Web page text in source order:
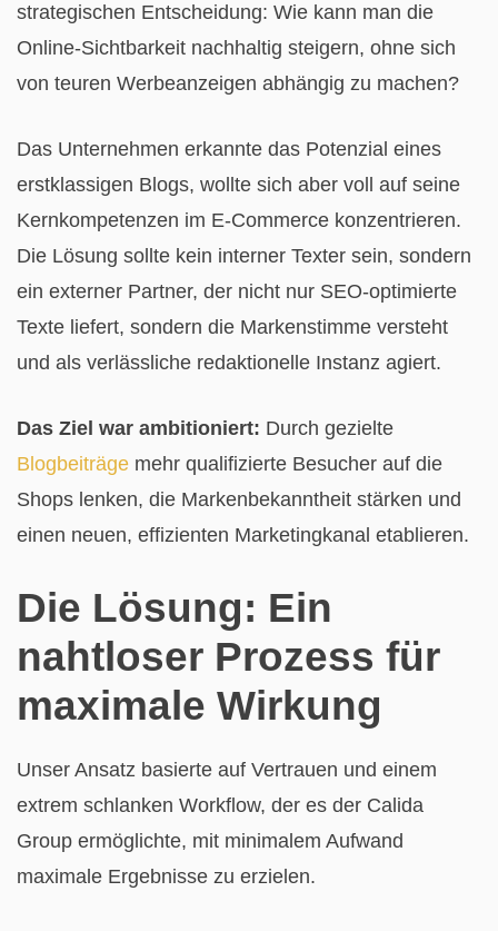
strategischen Entscheidung: Wie kann man die
Online-Sichtbarkeit nachhaltig steigern, ohne sich
von teuren Werbeanzeigen abhängig zu machen?
Das Unternehmen erkannte das Potenzial eines
erstklassigen Blogs, wollte sich aber voll auf seine
Kernkompetenzen im E-Commerce konzentrieren.
Die Lösung sollte kein interner Texter sein, sondern
ein externer Partner, der nicht nur SEO-optimierte
Texte liefert, sondern die Markenstimme versteht
und als verlässliche redaktionelle Instanz agiert.
Das Ziel war ambitioniert: Durch gezielte
Blogbeiträge mehr qualifizierte Besucher auf die
Shops lenken, die Markenbekanntheit stärken und
einen neuen, effizienten Marketingkanal etablieren.
Die Lösung: Ein
nahtloser Prozess für
maximale Wirkung
Unser Ansatz basierte auf Vertrauen und einem
extrem schlanken Workflow, der es der Calida
Group ermöglichte, mit minimalem Aufwand
maximale Ergebnisse zu erzielen.